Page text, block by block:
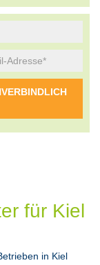
für Kiel
in Kiel